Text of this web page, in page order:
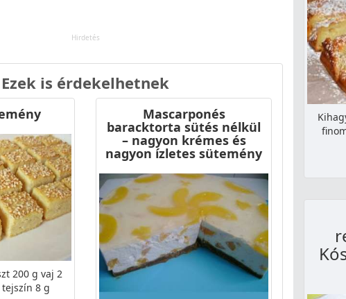
Ezek is érdekelhetnek
200 g vaj 2
8 g
Mascarponés
baracktorta sütés nélkül
– nagyon krémes és
nagyon ízletes sütemény